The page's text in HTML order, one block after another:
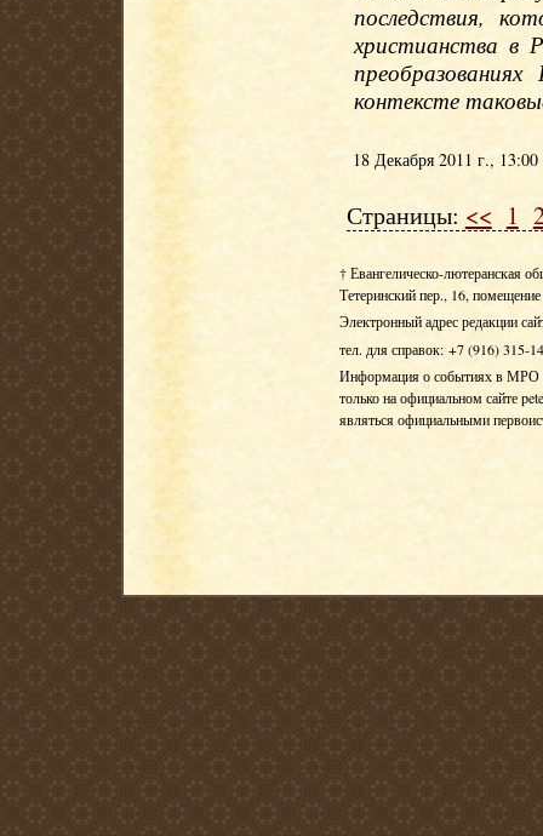
последствия,
христианства в
контексте
18 Декабря 2011 г., 13:00
Страницы: << 1
† Евангелическо-лютеранская
Тетеринский пер., 16,
Электронный адрес редакции
тел. для справок: +7 (916) 315-
Информация о событиях в МРО
только на официальном сайте
являться официальными